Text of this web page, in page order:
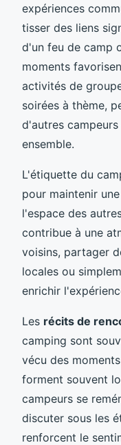
expériences
tisser des liens
d'un feu de camp
moments
activités de
soirées à thème,
d'autres
ensemble.
L'étiquette du
pour maintenir
l'espace des
contribue à une
voisins, partager
locales ou
enrichir
Les récits de
camping sont
vécu des
forment souvent
campeurs se
discuter sous les
renforcent le